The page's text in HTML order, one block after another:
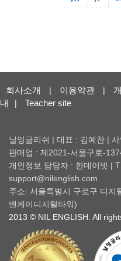
회사소개 | 이용약관 |
내
| Teacher site
닐잉글리쉬 | 대표 : 김예찬 |
판매업 : 제2021-서울구로-
개인정보 담당자 : 한데이빗 |
support@nilenglish.com
주소: 서울특별시 구로구 디지
앤케이디지털타워)
2013 © NIL ENGLISH. All